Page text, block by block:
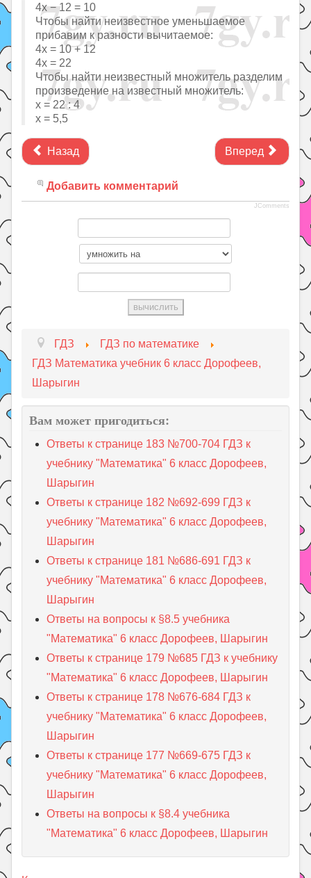
4x − 12 = 10
Чтобы найти неизвестное уменьшаемое
прибавим к разности вычитаемое:
4x = 10 + 12
4x = 22
Чтобы найти неизвестный множитель разделим
произведение на известный множитель:
x = 22 : 4
x = 5,5
Назад Вперед
Добавить комментарий
JComments
ГДЗ
ГДЗ по математике
ГДЗ Математика учебник 6 класс Дорофеев,
Шарыгин
Вам может пригодиться:
Ответы к странице 183 №700-704 ГДЗ к
учебнику "Математика" 6 класс Дорофеев,
Шарыгин
Ответы к странице 182 №692-699 ГДЗ к
учебнику "Математика" 6 класс Дорофеев,
Шарыгин
Ответы к странице 181 №686-691 ГДЗ к
учебнику "Математика" 6 класс Дорофеев,
Шарыгин
Ответы на вопросы к §8.5 учебника
"Математика" 6 класс Дорофеев, Шарыгин
Ответы к странице 179 №685 ГДЗ к учебнику
"Математика" 6 класс Дорофеев, Шарыгин
Ответы к странице 178 №676-684 ГДЗ к
учебнику "Математика" 6 класс Дорофеев,
Шарыгин
Ответы к странице 177 №669-675 ГДЗ к
учебнику "Математика" 6 класс Дорофеев,
Шарыгин
Ответы на вопросы к §8.4 учебника
"Математика" 6 класс Дорофеев, Шарыгин